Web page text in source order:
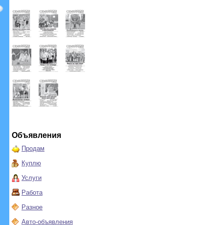
Объявления
Продам
Куплю
Услуги
Работа
Разное
Авто-объявления